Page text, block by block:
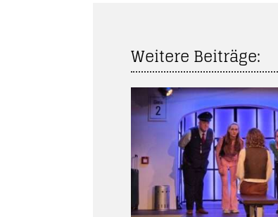
Weitere Beiträge: